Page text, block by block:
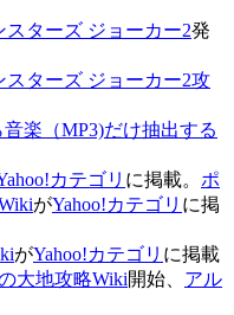
スターズ ジョーカー2発
スターズ ジョーカー2攻
音楽（MP3)だけ抽出する
カテゴリ に掲載。 ポ
がYahoo!カテゴリ に掲
がYahoo!カテゴリ に掲載
大地攻略Wiki開始、 アル